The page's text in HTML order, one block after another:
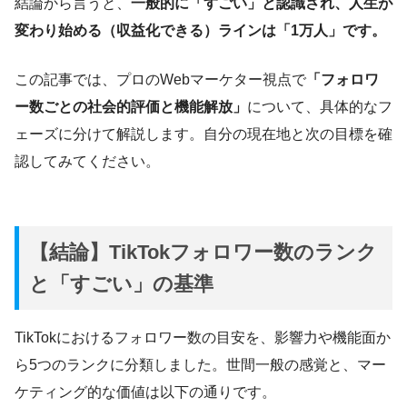
変わり始める（収益化できる）ラインは「1万人」です。
この記事では、プロのWebマーケター視点で 「フォロワ
ー数ごとの社会的評価と機能解放」 について、具体的なフ
ェーズに分けて解説します。自分の現在地と次の目標を確
認してみてください。
【結論】TikTokフォロワー数のランク
と「すごい」の基準
TikTokにおけるフォロワー数の目安を、影響力や機能面か
ら5つのランクに分類しました。世間一般の感覚と、マー
ケティング的な価値は以下の通りです。